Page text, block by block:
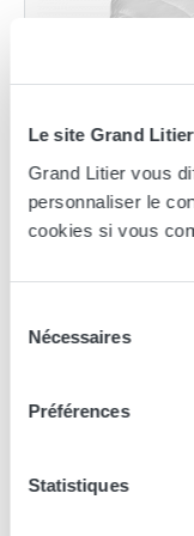
Le site Grand
Grand Litier vous
personnaliser le
cookies si vous
Nécessaires
Préférences
Statistiques
Brun de Vian-Tiran
Sur-matelas
140x190 (2 personnes)
Les